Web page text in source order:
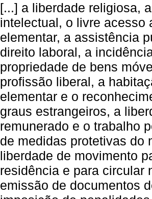
[...] a liberdade religiosa,
intelectual, o livre acesso
elementar, a assistência
direito laboral, a
propriedade de bens
profissão liberal, a
elementar e o
graus estrangeiros, a
remunerado e o trabalho
de medidas protetivas do
liberdade de movimento
residência e para circular
emissão de documentos